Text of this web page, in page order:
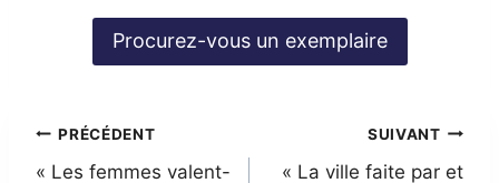
Procurez-vous un exemplaire
Navigation
PRÉCÉDENT
« Les femmes valent-
SUIVANT
« La ville faite par et